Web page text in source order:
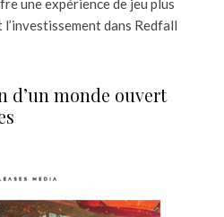
une expérience de jeu plus
dans Redfall
d’un monde ouvert